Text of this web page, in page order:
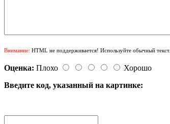
Внимание: HTML не поддерживается! Используйте обычный текст.
Оценка: Плохо
Хорошо
Введите код, указанный на картинке: